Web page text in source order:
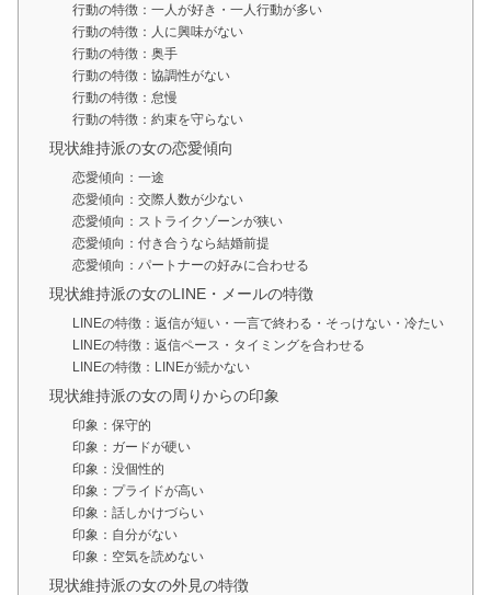
行動の特徴：一人が好き・一人行動が多い
行動の特徴：人に興味がない
行動の特徴：奥手
行動の特徴：協調性がない
行動の特徴：怠慢
行動の特徴：約束を守らない
現状維持派の女の恋愛傾向
恋愛傾向：一途
恋愛傾向：交際人数が少ない
恋愛傾向：ストライクゾーンが狭い
恋愛傾向：付き合うなら結婚前提
恋愛傾向：パートナーの好みに合わせる
現状維持派の女のLINE・メールの特徴
LINEの特徴：返信が短い・一言で終わる・そっけない・冷たい
LINEの特徴：返信ペース・タイミングを合わせる
LINEの特徴：LINEが続かない
現状維持派の女の周りからの印象
印象：保守的
印象：ガードが硬い
印象：没個性的
印象：プライドが高い
印象：話しかけづらい
印象：自分がない
印象：空気を読めない
現状維持派の女の外見の特徴